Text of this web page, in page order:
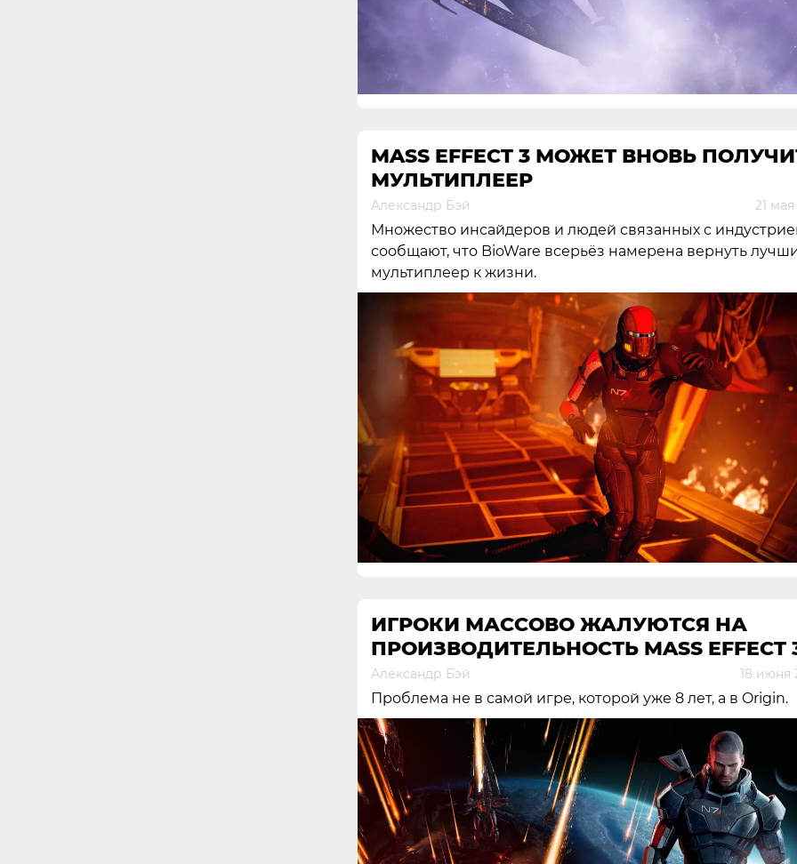
MASS EFFECT 3 МОЖЕТ ВНОВЬ
МУЛЬТИПЛЕЕР
Александр Бэй 21 мая
Множество инсайдеров и людей связанных с
сообщают, что BioWare всерьёз намерена вернуть
мультиплеер к жизни.
ИГРОКИ МАССОВО ЖАЛУЮТСЯ НА
ПРОИЗВОДИТЕЛЬНОСТЬ MASS EFFECT
Александр Бэй 18 июня
Проблема не в самой игре, которой уже 8 лет, а в Origin.